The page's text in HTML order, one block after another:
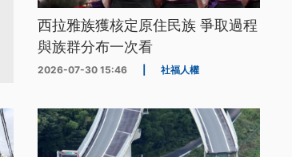
西拉雅族獲核定原住民族 爭取過程
與族群分布一次看
2026-07-30 15:46 社福人權